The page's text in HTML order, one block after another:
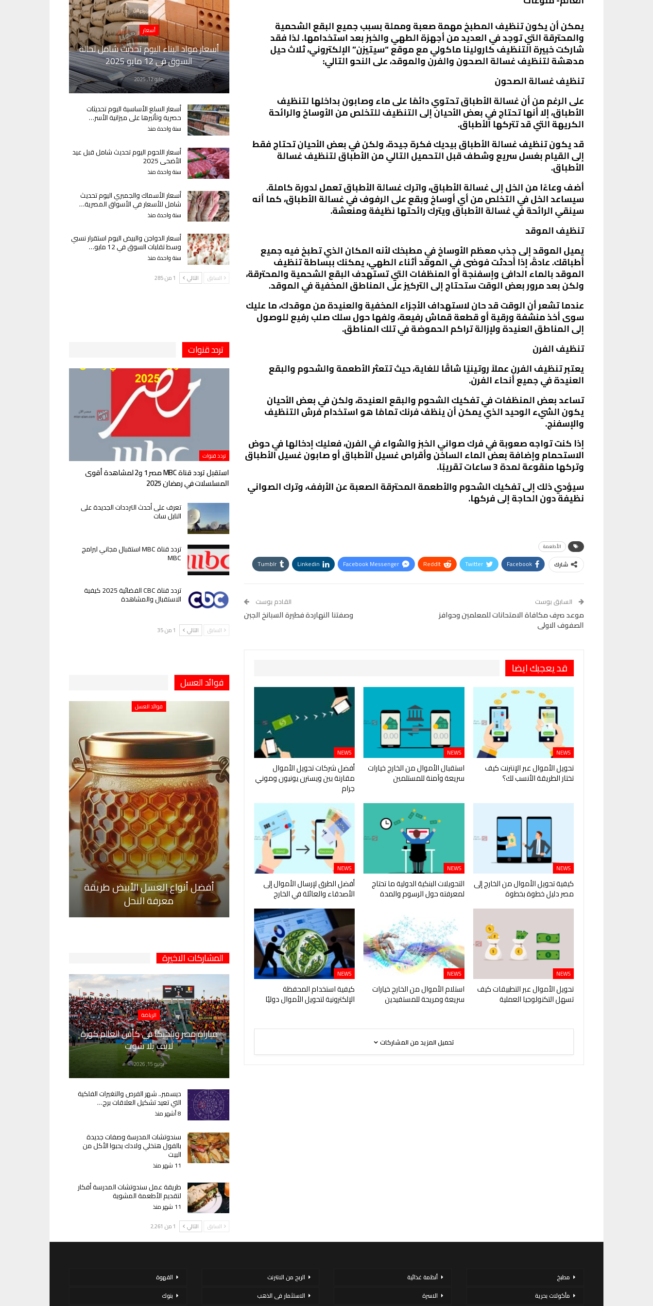
يمكن أن يكون تنظيف المطبخ مهمة صعبة ومملة بسبب جميع البقع الشحمية
والمحترقة التي توجد في العديد من أجهزة الطهي والخبز بعد استخدامها. لذا فقد
شاركت خبيرة التنظيف كارولينا ماكولي مع موقع “سيتيزن” الإلكتروني، ثلاث حيل
مدهشة لتنظيف غسالة الصحون والفرن والموقد، على النحو التالي:
تنظيف غسالة الصحون
على الرغم من أن غسالة الأطباق تحتوي دائمًا على ماء وصابون بداخلها لتنظيف
الأطباق، إلا أنها تحتاج في بعض الأحيان إلى التنظيف للتخلص من الأوساخ والرائحة
الكريهة التي قد تتركها الأطباق.
قد يكون تنظيف غسالة الأطباق بيديك فكرة جيدة، ولكن في بعض الأحيان تحتاج فقط
إلى القيام بغسل سريع وشطف قبل التحميل التالي من الأطباق لتنظيف غسالة
الأطباق.
أضف وعاءًا من الخل إلى غسالة الأطباق، واترك غسالة الأطباق تعمل لدورة كاملة.
سيساعد الخل في التخلص من أي أوساخ وبقع على الرفوف في غسالة الأطباق، كما أنه
سينقي الرائحة في غسالة الأطباق ويترك رائحتها نظيفة ومنعشة.
تنظيف الموقد
يميل الموقد إلى جذب معظم الأوساخ في مطبخك لأنه المكان الذي تطبخ فيه جميع
أطباقك. عادةً، إذا أحدثت فوضى في الموقد أثناء الطهي، يمكنك ببساطة تنظيف
الموقد بالماء الدافئ وإسفنجة أو المنظفات التي تستهدف البقع الشحمية والمحترقة،
ولكن بعد مرور بعض الوقت ستحتاج إلى التركيز على المناطق المخفية في الموقد.
عندما تشعر أن الوقت قد حان لاستهداف الأجزاء المخفية والعنيدة من موقدك، ما عليك
سوى أخذ منشفة ورقية أو قطعة قماش رفيعة، ولفها حول سلك صلب رفيع للوصول
إلى المناطق العنيدة ولإزالة تراكم الحموضة في تلك المناطق.
تنظيف الفرن
يعتبر تنظيف الفرن عملاً روتينيًا شاقًا للغاية، حيث تتعثر الأطعمة والشحوم والبقع
العنيدة في جميع أنحاء الفرن.
تساعد بعض المنظفات في تفكيك الشحوم والبقع العنيدة، ولكن في بعض الأحيان
يكون الشيء الوحيد الذي يمكن أن ينظف فرنك تمامًا هو استخدام فرش التنظيف
والإسفنج.
إذا كنت تواجه صعوبة في فرك صواني الخبز والشواء في الفرن، فعليك إدخالها في حوض
الاستحمام وإضافة بعض الماء الساخن وأقراص غسيل الأطباق أو صابون غسيل الأطباق
وتركها منقوعة لمدة 3 ساعات تقريبًا.
سيؤدي ذلك إلى تفكيك الشحوم والأطعمة المحترقة الصعبة عن الأرفف، وترك الصواني
نظيفة دون الحاجة إلى فركها.
الأطعمة
شارك Facebook
Twitter
ReddIt
Facebook Messenger
Linkedin
Tumblr
OK.ru
السابق بوست
موعد صرف مكافاة الامتحانات للمعلمين وحوافز
الصفوف الاولى
القادم بوست
وصفتنا النهاردة فطيرة السبانخ الجبن
قد يعجبك ايضا
NEWS
تحويل الأموال عبر الإنترنت كيف
تختار الطريقة الأنسب لك؟
NEWS
استقبال الأموال من الخارج خيارات
سريعة وآمنة للمستلمين
NEWS
أفضل شركات تحويل الأموال
مقارنة بين ويسترن يونيون وموني
جرام
NEWS
كيفية تحويل الأموال من الخارج إلى
مصر دليل خطوة بخطوة
NEWS
التحويلات البنكية الدولية ما تحتاج
لمعرفته حول الرسوم والمدة
NEWS
أفضل الطرق لإرسال الأموال إلى
الأصدقاء والعائلة في الخارج
NEWS
تحويل الأموال عبر التطبيقات كيف
تسهل التكنولوجيا العملية
NEWS
استلام الأموال من الخارج خيارات
سريعة ومريحة للمستفيدين
NEWS
كيفية استخدام المحفظة
الإلكترونية لتحويل الأموال دوليًا
تحميل المزيد من المشاركات
أسعار
أسعار مواد البناء اليوم تحديث شامل لحالة
السوق في 12 مايو 2025
مايو 12, 2025
أسعار السلع الأساسية اليوم تحديثات
حصرية وتأثيرها على ميزانية الأسر…
سنة واحدة منذ
أسعار اللحوم اليوم تحديث شامل قبل عيد
الأضحى 2025
سنة واحدة منذ
أسعار الأسماك والجمبري اليوم تحديث
شامل للأسعار في الأسواق المصرية…
سنة واحدة منذ
أسعار الدواجن والبيض اليوم استقرار نسبي
وسط تقلبات السوق في 12 مايو…
سنة واحدة منذ
السابق التالي 1 من 285
تردد قنوات
تردد قنوات
استقبل تردد قناة MBC مصر 1 و2 لمشاهدة أقوى
المسلسلات في رمضان 2025
تعرف على أحدث الترددات الجديدة على
النايل سات
تردد قناة MBC استقبال مجاني لبرامج
MBC
تردد قناة CBC الفضائية 2025 كيفية
الاستقبال والمشاهدة
السابق التالي 1 من 35
فوائد العسل
فوائد العسل
أفضل أنواع العسل الأبيض طريقة
معرفة النحل
المشاركات الاخيرة
الرياضة
مباراة مصر وبلجيكا في كأس العالم كورة
لايف يلا شوت
يونيو 15, 2026
ديسمبر.. شهر الفرص والتغيرات الفلكية
التي تعيد تشكيل العلاقات برج…
8 أشهر منذ
سندوتشات المدرسة وصفات جديدة
بالفول هتخلي ولادك يحبوا الأكل من
البيت
11 شهر منذ
طريقة عمل سندوتشات المدرسة أفكار
لتقديم الأطعمة المشوية
11 شهر منذ
السابق التالي 1 من 2٬261
مطبخ
مأكولات بحرية
أنظمة غذائية
الاسرة
الربح من الانترنت
الاستثمار فى الذهب
القهوة
بنوك